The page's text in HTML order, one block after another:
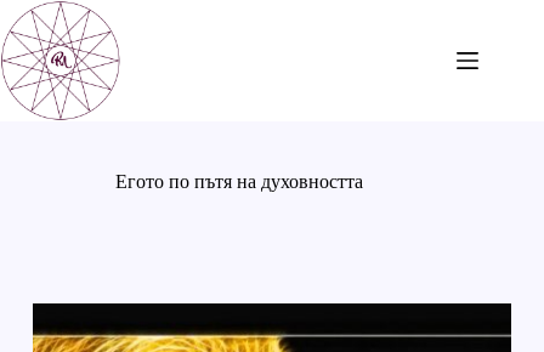
Skip
to
content
Eгото по пътя на духовността